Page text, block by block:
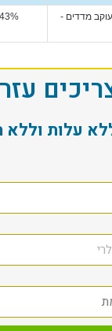
מדדים -
עלות וללא